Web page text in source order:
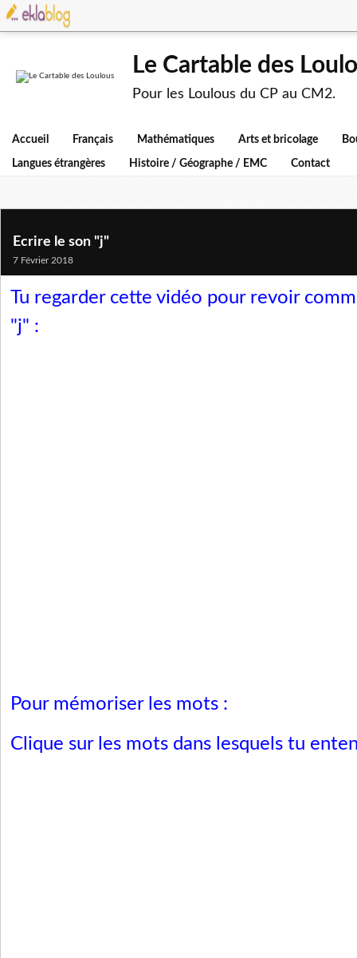
Le Cartable des
Pour les Loulous du CP au CM2.
Accueil Français Mathématiques Arts et bricolage
Langues étrangères Histoire / Géographe / EMC Contact
Ecrire le son "j"
7 Février 2018
Tu regarder cette vidéo pour revoir
"j" :
Pour mémoriser les mots :
Clique sur les mots dans lesquels tu